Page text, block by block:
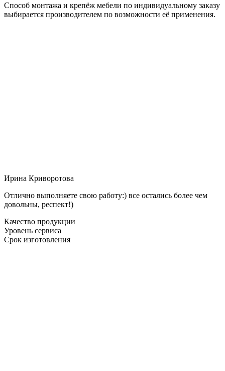
Способ монтажа и крепёж мебели по индивидуальному заказу
выбирается производителем по возможности её применения.
Ирина Криворотова
Отлично выполняете свою работу:) все остались более чем
довольны, респект!)
Качество продукции
Уровень сервиса
Срок изготовления